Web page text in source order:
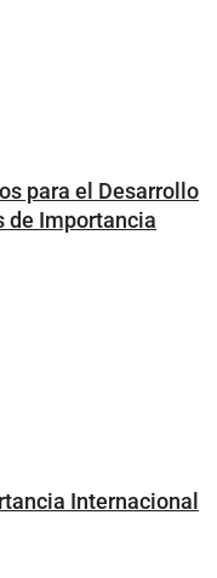
para el Desarrollo
de Importancia
Internacional